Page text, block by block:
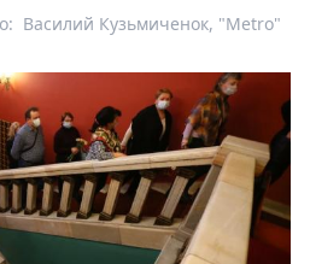
Василий Кузьмиченок, "Metro"